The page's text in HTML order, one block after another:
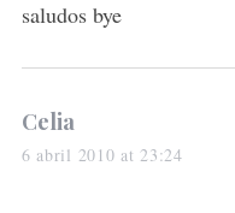
saludos bye
s
a
Celia
6 abril 2010 at 23:24